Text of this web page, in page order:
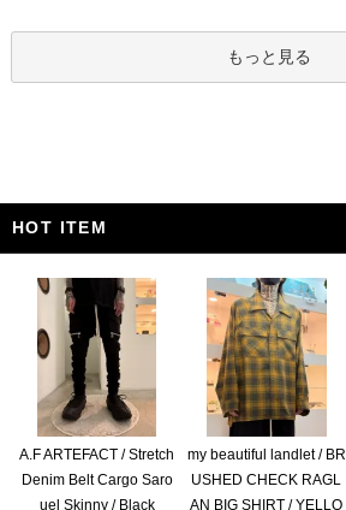
もっと見る
HOT ITEM
A.F ARTEFACT / Stretch
Denim Belt Cargo Saro
uel Skinny / Black
my beautiful landlet / BR
USHED CHECK RAGL
AN BIG SHIRT / YELLO